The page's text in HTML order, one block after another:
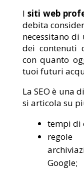
I siti web
debita
necessitano
dei contenuti
con quanto
tuoi futuri
La SEO è una
si articola su
tempi di
regole
Google;